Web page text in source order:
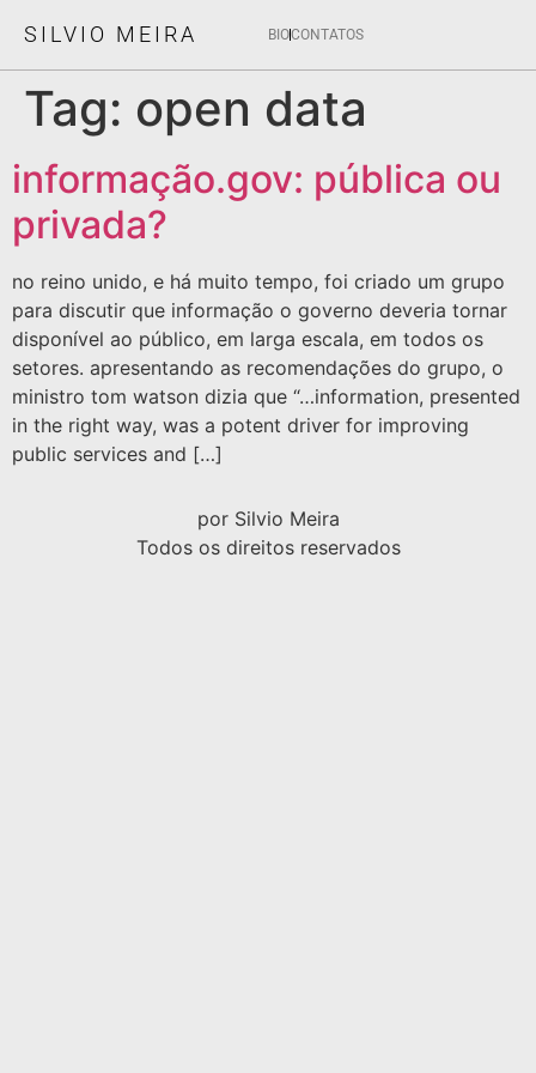
SILVIO MEIRA BIOCONTATOS
Tag: open data
informação.gov: pública ou
privada?
no reino unido, e há muito tempo, foi criado um grupo
para discutir que informação o governo deveria tornar
disponível ao público, em larga escala, em todos os
setores. apresentando as recomendações do grupo, o
ministro tom watson dizia que “…information, presented
in the right way, was a potent driver for improving
public services and […]
por Silvio Meira
Todos os direitos reservados